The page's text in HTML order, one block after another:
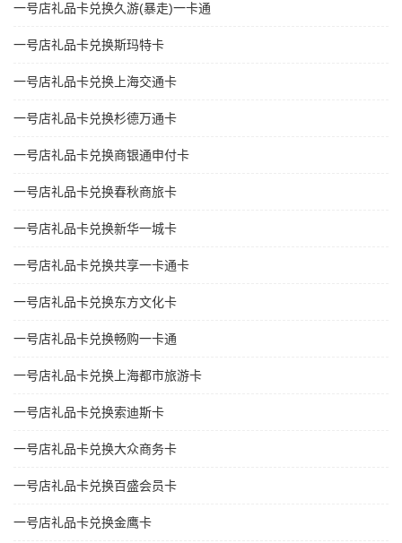
一号店礼品卡兑换久游(暴走)一卡通
一号店礼品卡兑换斯玛特卡
一号店礼品卡兑换上海交通卡
一号店礼品卡兑换杉德万通卡
一号店礼品卡兑换商银通申付卡
一号店礼品卡兑换春秋商旅卡
一号店礼品卡兑换新华一城卡
一号店礼品卡兑换共享一卡通卡
一号店礼品卡兑换东方文化卡
一号店礼品卡兑换畅购一卡通
一号店礼品卡兑换上海都市旅游卡
一号店礼品卡兑换索迪斯卡
一号店礼品卡兑换大众商务卡
一号店礼品卡兑换百盛会员卡
一号店礼品卡兑换金鹰卡